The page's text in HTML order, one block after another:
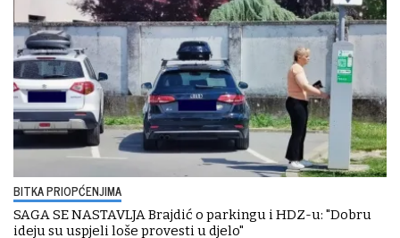
BITKA PRIOPĆENJIMA
SAGA SE NASTAVLJA Brajdić o parkingu i HDZ-u: "Dobru
ideju su uspjeli loše provesti u djelo"